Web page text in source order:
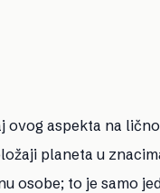
ovog aspekta na
planeta u
osobe; to je samo